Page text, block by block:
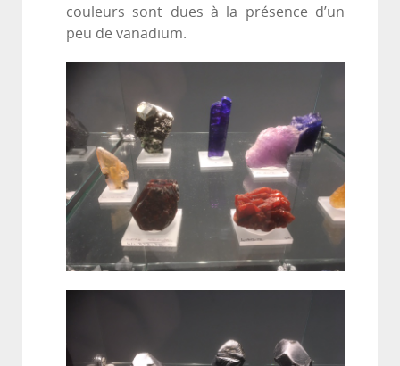
couleurs sont dues à la présence d’un
peu de vanadium.